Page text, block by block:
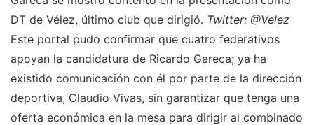
DT de Vélez, último club que dirigió. Twitter: @Velez
Este portal pudo confirmar que cuatro federativos
apoyan la candidatura de Ricardo Gareca; ya ha
existido comunicación con él por parte de la dirección
deportiva, Claudio Vivas, sin garantizar que tenga una
oferta económica en la mesa para dirigir al combinado